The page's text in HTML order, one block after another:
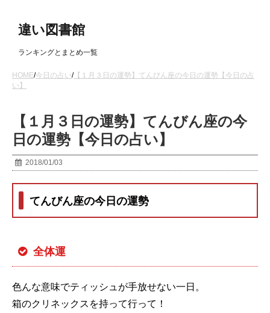
違い図書館
ランキングとまとめ一覧
HOME/今日の占い/【１月３日の運勢】てんびん座の今日の運勢【今日の占
い】
【１月３日の運勢】てんびん座の今
日の運勢【今日の占い】
2018/01/03
てんびん座の今日の運勢
全体運
色んな意味でティッシュが手放せない一日。
箱のクリネックスを持って行って！